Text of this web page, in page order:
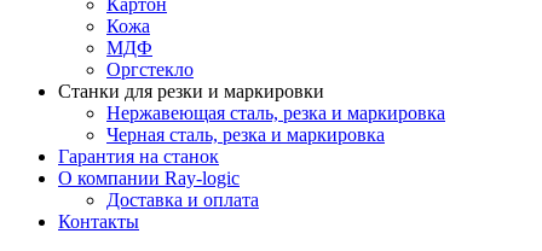
Картон
Кожа
МДФ
Оргстекло
Станки для резки и маркировки
Нержавеющая сталь, резка и маркировка
Черная сталь, резка и маркировка
Гарантия на станок
О компании Ray-logic
Доставка и оплата
Контакты